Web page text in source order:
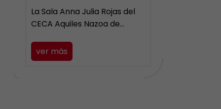
La Sala Anna Julia Rojas del
CECA Aquiles Nazoa de…
ver más